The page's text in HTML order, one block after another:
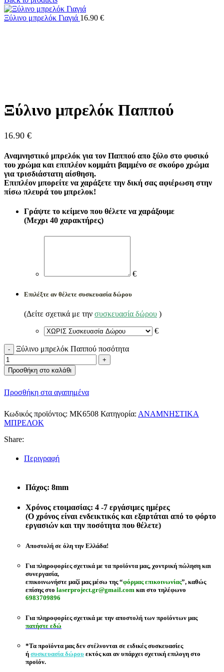
Ξύλινο μπρελόκ Γιαγιά 16.90 €
Ξύλινο μπρελόκ Παππού
16.90 €
Αναμνηστικό μπρελόκ για τον Παππού απο ξύλο στο φυσικό
του χρώμα και επιπλέον κομμάτι βαμμένο σε σκούρο χρώμα
για τρισδιάστατη αίσθηση.
Επιπλέον μπορείτε να χαράξετε την δική σας αφιέρωση στην
πίσω πλευρά του μπρελοκ!
Γράψτε το κείμενο που θέλετε να χαράξουμε
(Μεχρι 40 χαρακτήρες)
€
Επιλέξτε αν θέλετε συσκευασία δώρου
(Δείτε σχετικά με την συσκευασία δώρου )
€
Ξύλινο μπρελόκ Παππού ποσότητα
Προσθήκη στο καλάθι
Προσθήκη στα αγαπημένα
Κωδικός προϊόντος: ΜΚ6508 Κατηγορία: ΑΝΑΜΝΗΣΤΙΚΑ
ΜΠΡΕΛΟΚ
Share:
Περιγραφή
Πάχος: 8mm
Χρόνος ετοιμασίας: 4 -7 εργάσιμες ημέρες
(Ο χρόνος είναι ενδεικτικός και εξαρτάται από το φόρτο
εργασιών και την ποσότητα που θέλετε)
Αποστολή σε όλη την Ελλάδα!
Για πληροφορίες σχετικά με τα προϊόντα μας, χοντρική πώληση και
συνεργασία,
επικοινωνήστε μαζί μας μέσω της “φόρμας επικοινωνίας”, καθώς
επίσης στο laserproject.gr@gmail.com και στο τηλέφωνο
6983709896
Για πληροφορίες σχετικά με την αποστολή των προϊόντων μας
πατήστε εδώ
*Τα προϊόντα μας δεν στέλνονται σε ειδικές συσκευασίες
ή συσκευασία δώρου εκτός και αν υπάρχει σχετική επιλογη στο
προϊόν.